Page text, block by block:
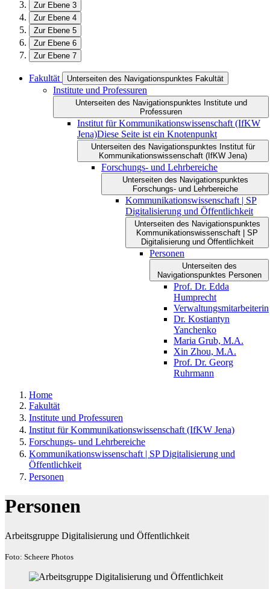
Zur Ebene 3
Zur Ebene 4
Zur Ebene 5
Zur Ebene 6
Zur Ebene 7
Fakultät Unterseiten des Navigationspunktes Fakultät
Institute und Professuren
Unterseiten des Navigationspunktes Institute und
Professuren
Institut für Kommunikations­wissenschaft (IfKW
Jena)Diese Seite ist ein Knotenpunkt
Unterseiten des Navigationspunktes Institut für
Kommunikations­wissenschaft (IfKW Jena)
Forschungs- und Lehrbereiche
Unterseiten des Navigationspunktes
Forschungs- und Lehrbereiche
Kommunikationswissenschaft | SP
Digitalisierung und Öffentlichkeit
Unterseiten des Navigationspunktes
Kommunikationswissenschaft | SP
Digitalisierung und Öffentlichkeit
Personen
Unterseiten des
Navigationspunktes Personen
Prof. Dr. Edda
Humprecht
Verwaltungsmitarbeiterin
Dr. Kostiantyn
Yanchenko
Maria Grub, M.A.
Xin Zhou, M.A.
Prof. Dr. Georg
Ruhrmann
Home
Fakultät
Institute und Professuren
Institut für Kommunikations­wissenschaft (IfKW Jena)
Forschungs- und Lehrbereiche
Kommunikationswissenschaft | SP Digitalisierung und
Öffentlichkeit
Personen
Personen
Arbeitsgruppe Digitalisierung und Öffentlichkeit
Foto: Scheere Photos